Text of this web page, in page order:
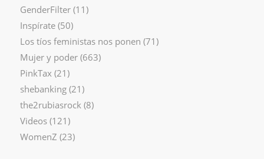
GenderFilter(11)
Inspírate(50)
Los tíos feministas nos ponen (71)
Mujer y poder(663)
PinkTax (21)
shebanking(21)
the2rubiasrock (8)
Videos(121)
WomenZ (23)